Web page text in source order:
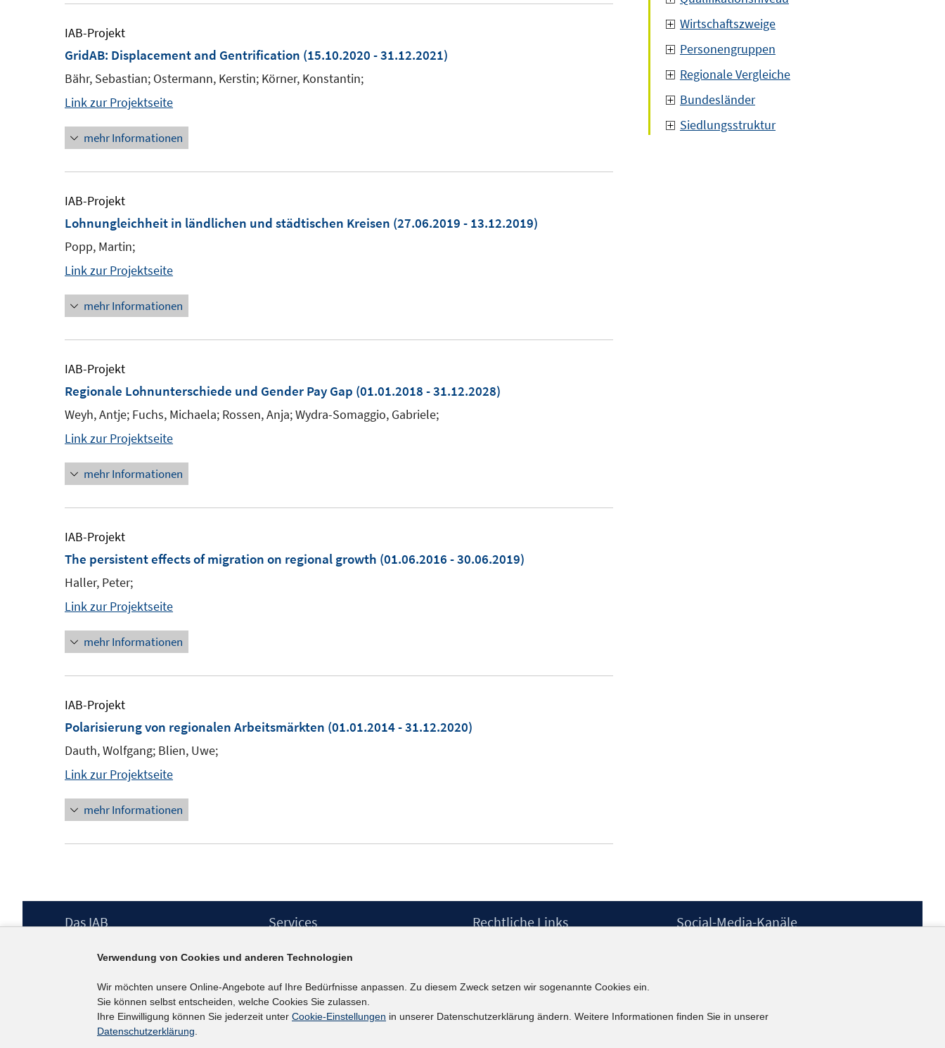
IAB-Projekt
GridAB: Displacement and Gentrification (15.10.2020 - 31.12.2021)
Bähr, Sebastian; Ostermann, Kerstin; Körner, Konstantin;
Link zur Projektseite
mehr Informationen
IAB-Projekt
Lohnungleichheit in ländlichen und städtischen Kreisen (27.06.2019 - 13.12.2019)
Popp, Martin;
Link zur Projektseite
mehr Informationen
IAB-Projekt
Regionale Lohnunterschiede und Gender Pay Gap (01.01.2018 - 31.12.2028)
Weyh, Antje; Fuchs, Michaela; Rossen, Anja; Wydra-Somaggio, Gabriele;
Link zur Projektseite
mehr Informationen
IAB-Projekt
The persistent effects of migration on regional growth (01.06.2016 - 30.06.2019)
Haller, Peter;
Link zur Projektseite
mehr Informationen
IAB-Projekt
Polarisierung von regionalen Arbeitsmärkten (01.01.2014 - 31.12.2020)
Dauth, Wolfgang; Blien, Uwe;
Link zur Projektseite
mehr Informationen
Wirtschaftszweige
Personengruppen
Regionale Vergleiche
Bundesländer
Siedlungsstruktur
Footer
Das IAB
Berufsforschung (IAB) – unser Leitbild
Institutsleitung
Graduiertenprogramm
Befragungen
Projekte
Services
IAB-Newsletter
Kontakt
Rechtliche Links
Erklärung zur Barrierefreiheit
Social-Media-Kanäle
kununu
Verwendung von Cookies und anderen Technologien
Wir möchten unsere Online-Angebote auf Ihre Bedürfnisse anpassen. Zu diesem Zweck setzen wir sogenannte Cookies ein.
Sie können selbst entscheiden, welche Cookies Sie zulassen.
Ihre Einwilligung können Sie jederzeit unter Cookie-Einstellungen in unserer Datenschutzerklärung ändern. Weitere Informationen finden Sie in unserer
Datenschutzerklärung.